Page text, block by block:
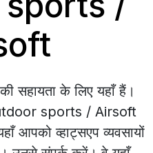
सहायता के लिए यहाँ हैं।
sports / Airsoft
आपको व्हाट्सएप व्यवसायों